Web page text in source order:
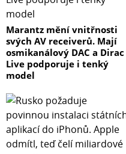
povinnosti, zapisovat
dětském pokoji poslouží k
zábavě.
TABULE NA MÍRU
Potřebujete jiný rozměr
potisku nebo fotografie.
Díky tomu si můžete
potřeb a prostoru.
Kontaktujte nás pro
Marantz mění vnitřnosti
svých AV receiverů. Mají
osmikanálový DAC a Dirac
Live podporuje i tenký
model